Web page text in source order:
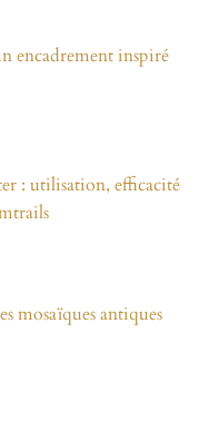
encadrement inspiré
: utilisation, efficacité
mosaïques antiques